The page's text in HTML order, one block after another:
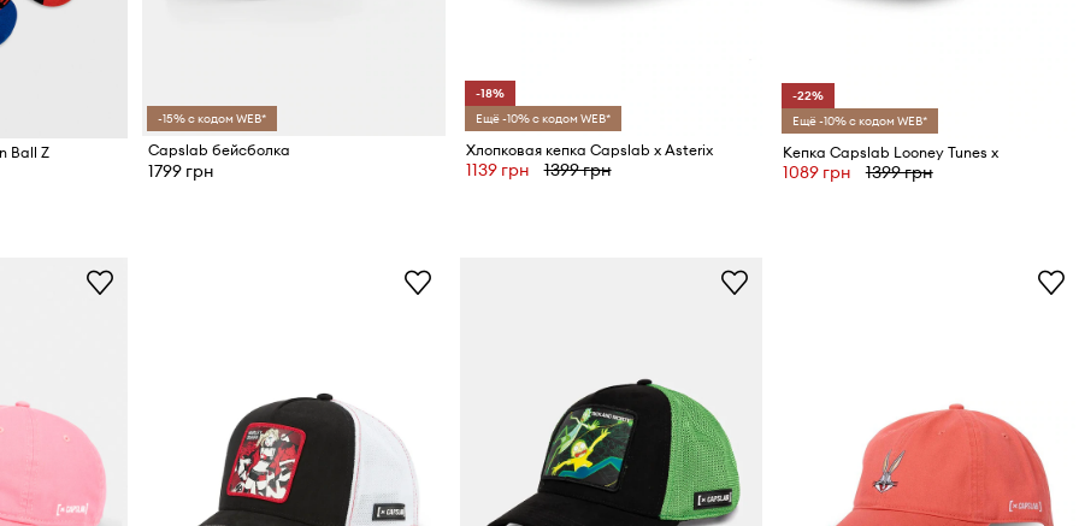
Ball Z
-15% с кодом WEB*
Capslab бейсболка
1799 грн
-18%
Ещё -10% с кодом WEB*
Хлопковая кепка Capslab x Asterix
1139 грн 1399 грн
-22%
Ещё -10% с кодом WEB*
Кепка Capslab Looney Tunes x
1089 грн 1399 грн